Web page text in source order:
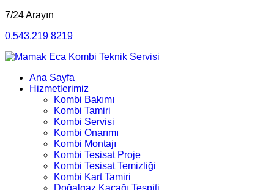
7/24 Arayın
0.543.219 8219
Ana Sayfa
Hizmetlerimiz
Kombi Bakımı
Kombi Tamiri
Kombi Servisi
Kombi Onarımı
Kombi Montajı
Kombi Tesisat Proje
Kombi Tesisat Temizliği
Kombi Kart Tamiri
Doğalgaz Kaçağı Tespiti